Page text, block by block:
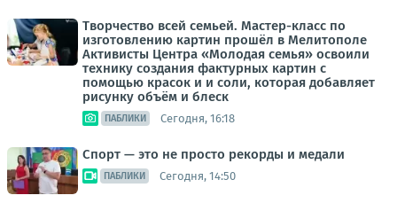
Творчество всей семьей. Мастер-класс по
изготовлению картин прошёл в Мелитополе
Активисты Центра «Молодая семья» освоили
технику создания фактурных картин с
помощью красок и и соли, которая добавляет
рисунку объём и блеск
ПАБЛИКИ Сегодня, 16:18
Спорт — это не просто рекорды и медали
ПАБЛИКИ Сегодня, 14:50